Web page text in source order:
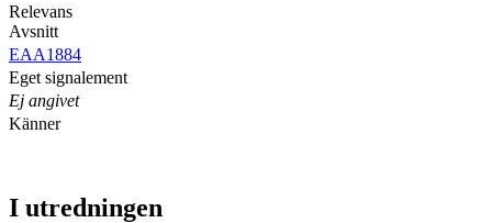
Relevans
Avsnitt
EAA1884
Eget signalement
Ej angivet
Känner
I utredningen